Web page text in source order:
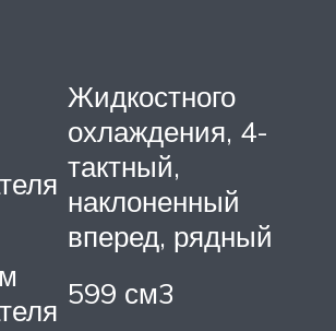
Жидкостного
охлаждения, 4-
тактный,
наклоненный
вперед, рядный
599 см3